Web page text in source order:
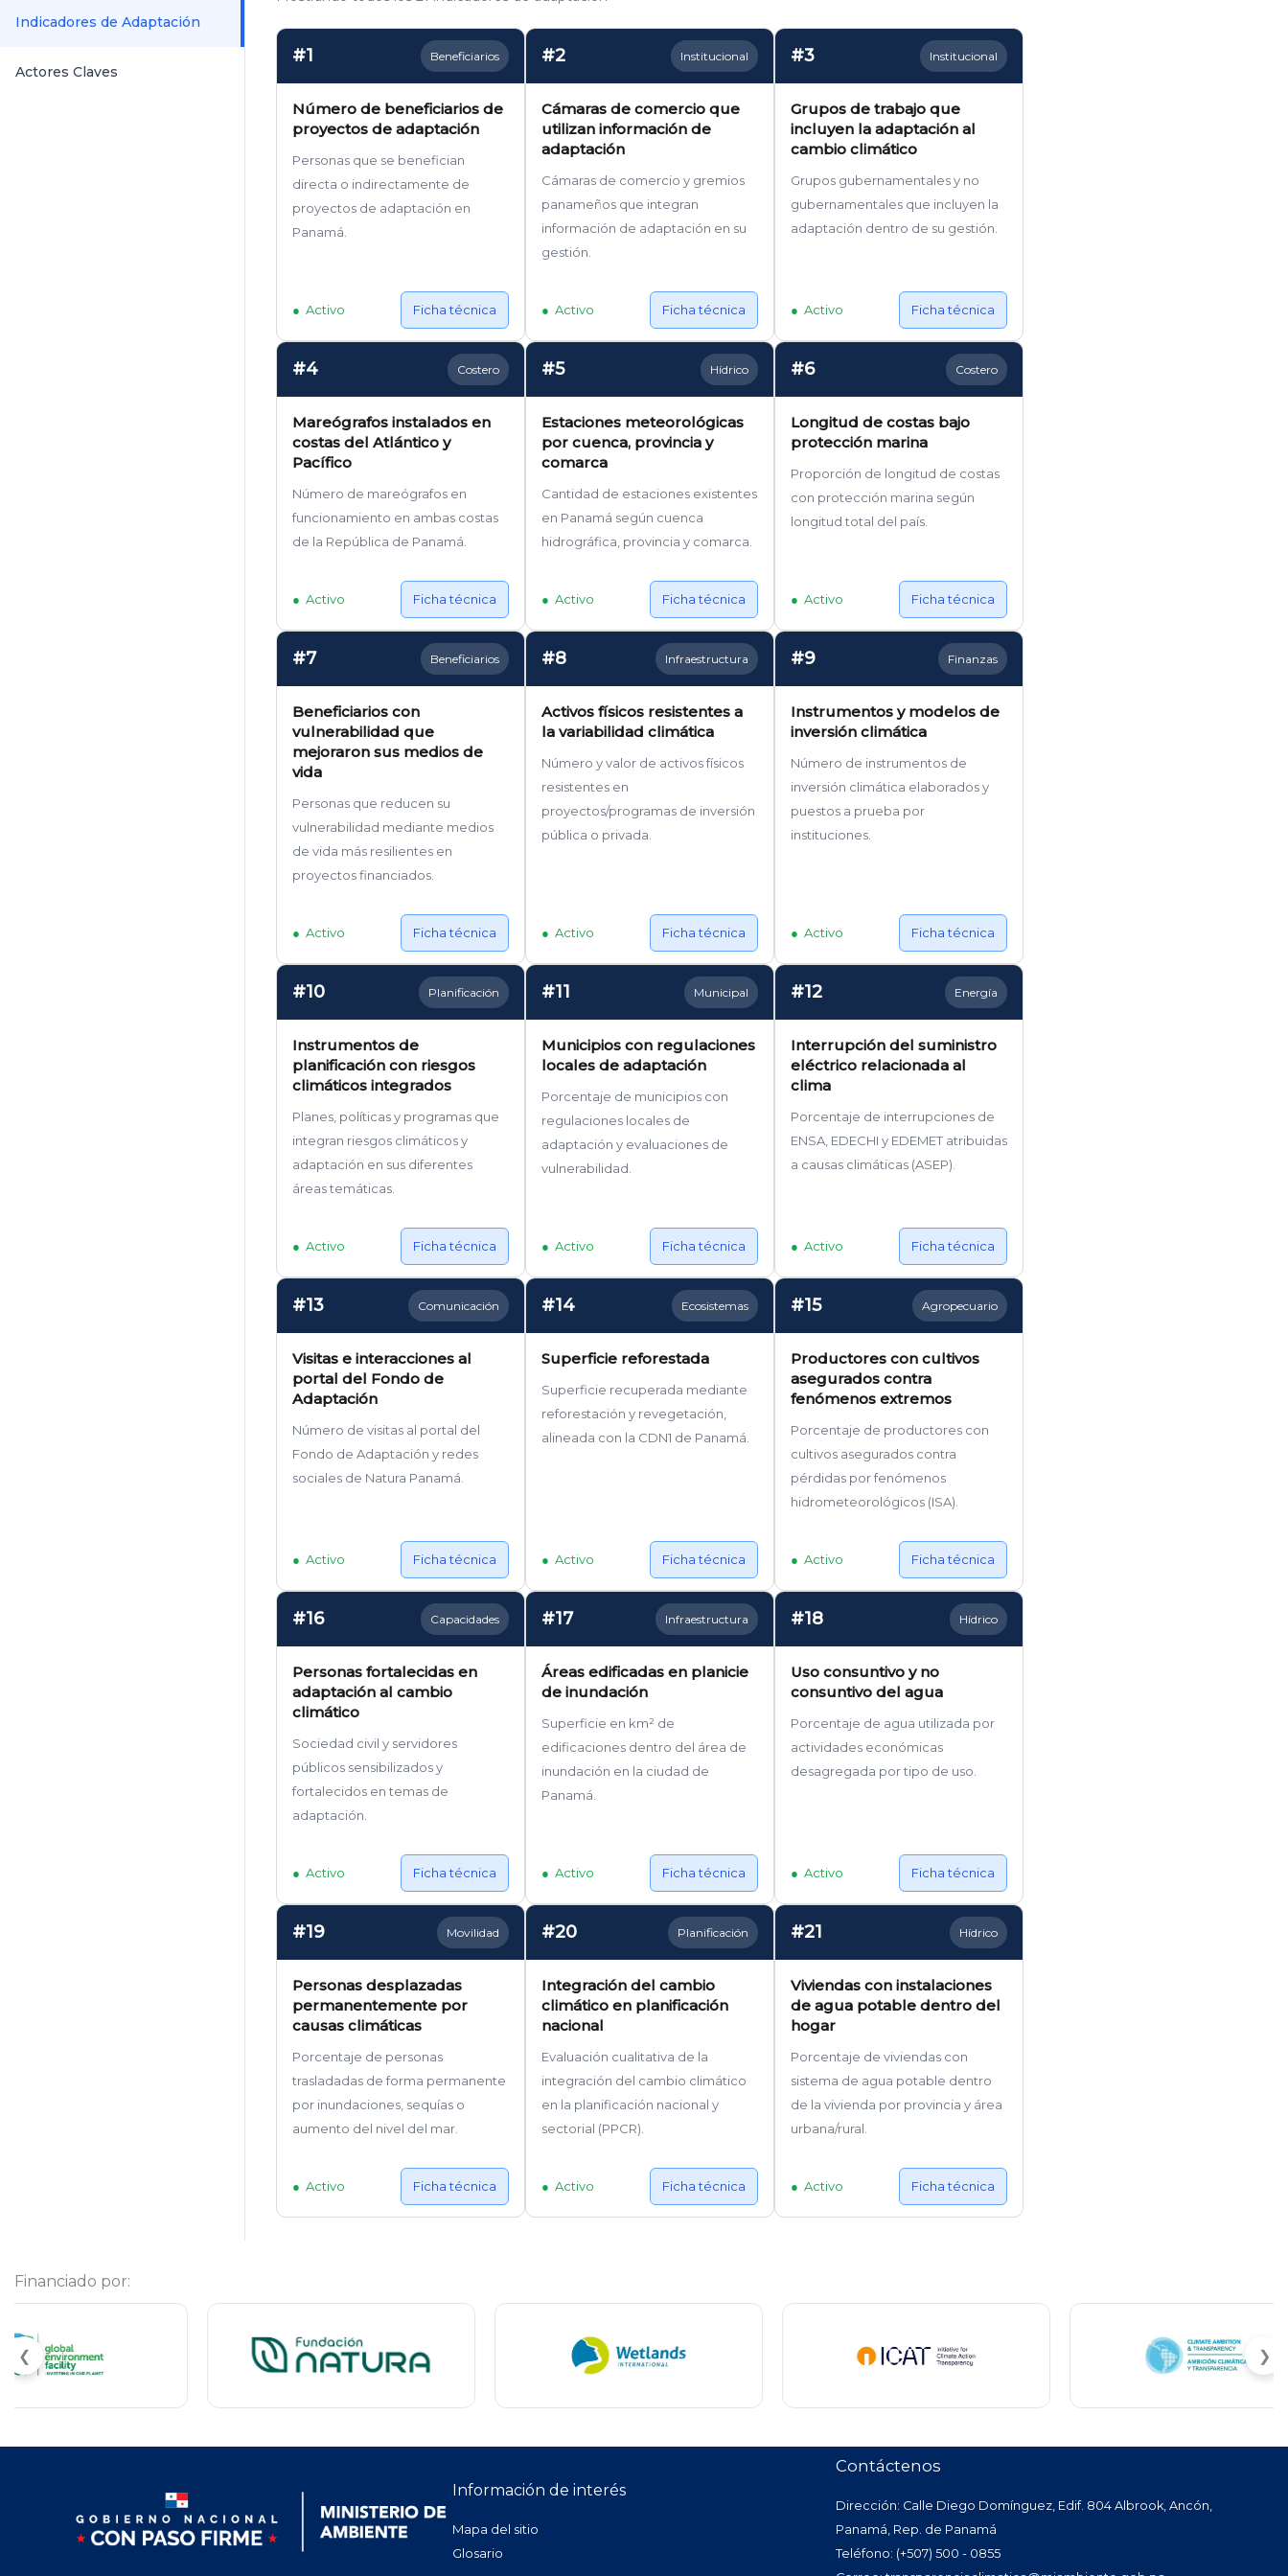
Indicadores de Adaptación
Actores Claves
#1 Beneficiarios
Número de beneficiarios de
proyectos de adaptación
Personas que se benefician
directa o indirectamente de
proyectos de adaptación en
Panamá.
Activo Ficha técnica
#2 Institucional
Cámaras de comercio que
utilizan información de
adaptación
Cámaras de comercio y gremios
panameños que integran
información de adaptación en su
gestión.
Activo Ficha técnica
#3 Institucional
Grupos de trabajo que
incluyen la adaptación al
cambio climático
Grupos gubernamentales y no
gubernamentales que incluyen la
adaptación dentro de su gestión.
Activo Ficha técnica
#4 Costero
Mareógrafos instalados en
costas del Atlántico y
Pacífico
Número de mareógrafos en
funcionamiento en ambas costas
de la República de Panamá.
Activo Ficha técnica
#5 Hídrico
Estaciones meteorológicas
por cuenca, provincia y
comarca
Cantidad de estaciones existentes
en Panamá según cuenca
hidrográfica, provincia y comarca.
Activo Ficha técnica
#6 Costero
Longitud de costas bajo
protección marina
Proporción de longitud de costas
con protección marina según
longitud total del país.
Activo Ficha técnica
#7 Beneficiarios
Beneficiarios con
vulnerabilidad que
mejoraron sus medios de
vida
Personas que reducen su
vulnerabilidad mediante medios
de vida más resilientes en
proyectos financiados.
Activo Ficha técnica
#8 Infraestructura
Activos físicos resistentes a
la variabilidad climática
Número y valor de activos físicos
resistentes en
proyectos/programas de inversión
pública o privada.
Activo Ficha técnica
#9 Finanzas
Instrumentos y modelos de
inversión climática
Número de instrumentos de
inversión climática elaborados y
puestos a prueba por
instituciones.
Activo Ficha técnica
#10 Planificación
Instrumentos de
planificación con riesgos
climáticos integrados
Planes, políticas y programas que
integran riesgos climáticos y
adaptación en sus diferentes
áreas temáticas.
Activo Ficha técnica
#11 Municipal
Municipios con regulaciones
locales de adaptación
Porcentaje de municipios con
regulaciones locales de
adaptación y evaluaciones de
vulnerabilidad.
Activo Ficha técnica
#12 Energía
Interrupción del suministro
eléctrico relacionada al
clima
Porcentaje de interrupciones de
ENSA, EDECHI y EDEMET atribuidas
a causas climáticas (ASEP).
Activo Ficha técnica
#13 Comunicación
Visitas e interacciones al
portal del Fondo de
Adaptación
Número de visitas al portal del
Fondo de Adaptación y redes
sociales de Natura Panamá.
Activo Ficha técnica
#14 Ecosistemas
Superficie reforestada
Superficie recuperada mediante
reforestación y revegetación,
alineada con la CDN1 de Panamá.
Activo Ficha técnica
#15 Agropecuario
Productores con cultivos
asegurados contra
fenómenos extremos
Porcentaje de productores con
cultivos asegurados contra
pérdidas por fenómenos
hidrometeorológicos (ISA).
Activo Ficha técnica
#16 Capacidades
Personas fortalecidas en
adaptación al cambio
climático
Sociedad civil y servidores
públicos sensibilizados y
fortalecidos en temas de
adaptación.
Activo Ficha técnica
#17 Infraestructura
Áreas edificadas en planicie
de inundación
Superficie en km² de
edificaciones dentro del área de
inundación en la ciudad de
Panamá.
Activo Ficha técnica
#18 Hídrico
Uso consuntivo y no
consuntivo del agua
Porcentaje de agua utilizada por
actividades económicas
desagregada por tipo de uso.
Activo Ficha técnica
#19 Movilidad
Personas desplazadas
permanentemente por
causas climáticas
Porcentaje de personas
trasladadas de forma permanente
por inundaciones, sequías o
aumento del nivel del mar.
Activo Ficha técnica
#20 Planificación
Integración del cambio
climático en planificación
nacional
Evaluación cualitativa de la
integración del cambio climático
en la planificación nacional y
sectorial (PPCR).
Activo Ficha técnica
#21 Hídrico
Viviendas con instalaciones
de agua potable dentro del
hogar
Porcentaje de viviendas con
sistema de agua potable dentro
de la vivienda por provincia y área
urbana/rural.
Activo Ficha técnica
Financiado por:
❮ ❯
Información de interés
Mapa del sitio
Glosario
Contáctenos
Dirección: Calle Diego Domínguez, Edif. 804 Albrook, Ancón,
Panamá, Rep. de Panamá
Teléfono: (+507) 500 - 0855